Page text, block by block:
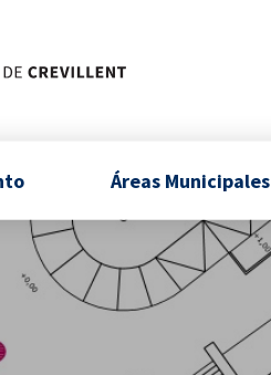
Áreas Municipales